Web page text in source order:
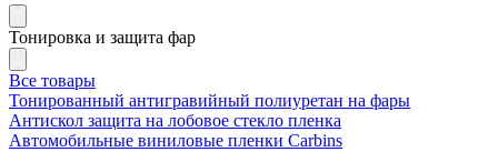
Тонировка и защита фар
Все товары
Тонированный антигравийный полиуретан на фары
Антискол защита на лобовое стекло пленка
Автомобильные виниловые пленки Carbins